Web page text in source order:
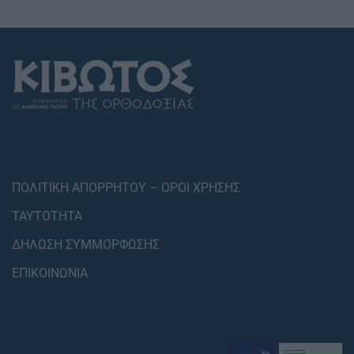
ΠΟΛΙΤΙΚΗ ΑΠΟΡΡΗΤΟΥ – ΟΡΟΙ ΧΡΗΣΗΣ
ΤΑΥΤΟΤΗΤΑ
ΔΗΛΩΣΗ ΣΥΜΜΟΡΦΩΣΗΣ
ΕΠΙΚΟΙΝΩΝΙΑ